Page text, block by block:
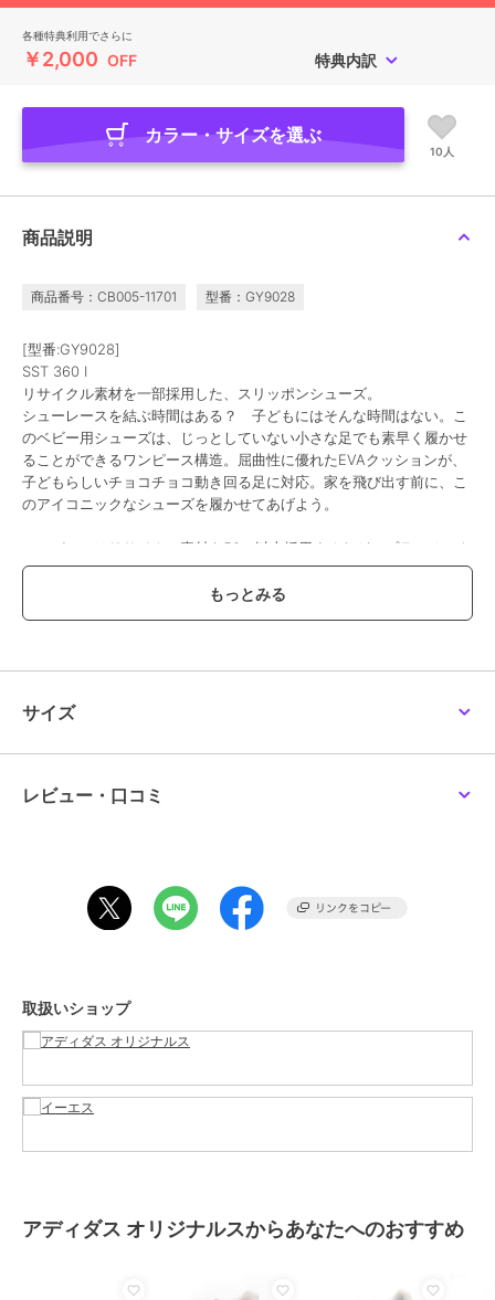
各種特典利用でさらに
￥2,000 OFF 特典内訳
カラー・サイズを選ぶ
10人
商品説明
商品番号：CB005-11701 型番：GY9028
[型番:GY9028]
SST 360 I
リサイクル素材を一部採用した、スリッポンシューズ。
シューレースを結ぶ時間はある？ 子どもにはそんな時間はない。こ
のベビー用シューズは、じっとしていない小さな足でも素早く履かせ
ることができるワンピース構造。屈曲性に優れたEVAクッションが、
子どもらしいチョコチョコ動き回る足に対応。家を飛び出す前に、こ
のアイコニックなシューズを履かせてあげよう。
アッパーにはリサイクル素材を50％以上採用するなど、プラスチック
廃棄物ゼロを目指すアディダスの取り組みの一つをカタチにした製
スリッポン
アディフィット メジャーインソールを搭載
深いフレックスグルーブ（屈曲溝）を施した、ワンピース構造のEVA
※2023年7月1日より価格変更をいたしました。
ブランド アディダス オリジナルス
アディダス オリジナルス
性別タイプ
ボーイズ
ューズ
ューズ
サイズ 6サイズ展開
商品のお取り扱い方法
サイズ
レビュー・口コミ
取扱いショップ
アディダス オリジナルスからあなたへのおすすめ